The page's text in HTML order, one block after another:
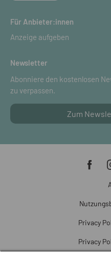
Für Anbieter:innen
Anzeige aufgeben
Newsletter
Abonniere den kostenlosen
zu verpassen.
Zum
Privacy
Privacy